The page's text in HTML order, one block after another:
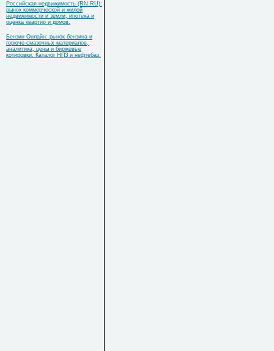
Российская недвижимость (RN.RU):
рынок коммерческой и жилой
недвижимости и земли, ипотека и
оценка квартир и домов.
Бензин Онлайн: рынок бензина и
горюче-смазочных материалов,
аналитика, цены и биржевые
котировки. Каталог НПЗ и нефтебаз.